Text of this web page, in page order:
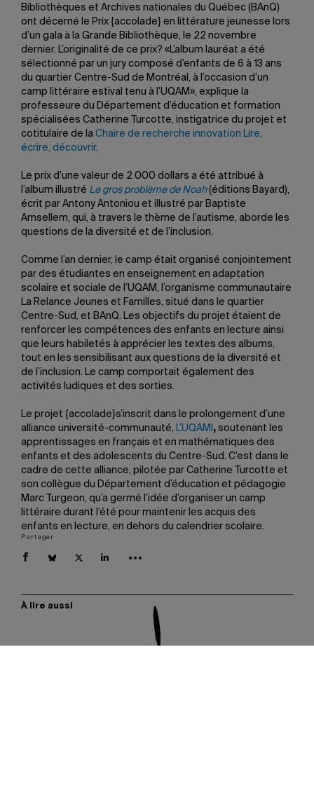
Bibliothèques et Archives nationales du Québec (BAnQ)
ont décerné le Prix {accolade} en littérature jeunesse lors
d’un gala à la Grande Bibliothèque, le 22 novembre
dernier. L’originalité de ce prix? «L’album lauréat a été
sélectionné par un jury composé d’enfants de 6 à 13 ans
du quartier Centre-Sud de Montréal, à l’occasion d’un
camp littéraire estival tenu à l’UQAM», explique la
professeure du Département d’éducation et formation
spécialisées Catherine Turcotte, instigatrice du projet et
cotitulaire de la Chaire de recherche innovation Lire,
écrire, découvrir.
Le prix d’une valeur de 2 000 dollars a été attribué à
l’album illustré Le gros problème de Noah(éditions Bayard),
écrit par Antony Antoniou et illustré par Baptiste
Amsellem, qui, à travers le thème de l’autisme, aborde les
questions de la diversité et de l’inclusion.
Comme l’an dernier, le camp était organisé conjointement
par des étudiantes en enseignement en adaptation
scolaire et sociale de l’UQAM, l’organisme communautaire
La Relance Jeunes et Familles, situé dans le quartier
Centre-Sud, et BAnQ. Les objectifs du projet étaient de
renforcer les compétences des enfants en lecture ainsi
que leurs habiletés à apprécier les textes des albums,
tout en les sensibilisant aux questions de la diversité et
de l’inclusion. Le camp comportait également des
activités ludiques et des sorties.
Le projet {accolade}s’inscrit dans le prolongement d’une
alliance université-communauté, L’UQAMI , soutenant les
apprentissages en français et en mathématiques des
enfants et des adolescents du Centre-Sud. C’est dans le
cadre de cette alliance, pilotée par Catherine Turcotte et
son collègue du Département d’éducation et pédagogie
Marc Turgeon, qu’a germé l’idée d’organiser un camp
littéraire durant l’été pour maintenir les acquis des
enfants en lecture, en dehors du calendrier scolaire.
Partager
À lire aussi